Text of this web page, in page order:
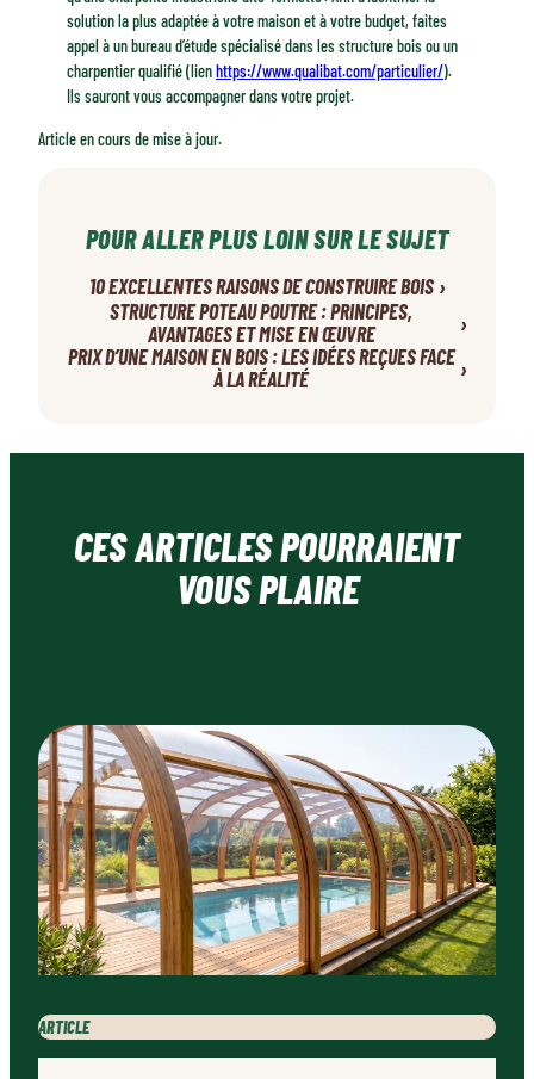
solution la plus adaptée à votre maison et à votre budget, faites
appel à un bureau d’étude spécialisé dans les structure bois ou un
charpentier qualifié (lienhttps://www.qualibat.com/particulier/).
Ils sauront vous accompagner dans votre projet.
Article en cours de mise à jour.
POUR ALLER PLUS LOIN SUR LE SUJET
10 EXCELLENTES RAISONS DE CONSTRUIRE BOIS›
STRUCTURE POTEAU POUTRE : PRINCIPES,
AVANTAGES ET MISE EN ŒUVRE
›
PRIX D’UNE MAISON EN BOIS : LES IDÉES REÇUES FACE
À LA RÉALITÉ
›
CES ARTICLES POURRAIENT
VOUS PLAIRE
ARTICLE